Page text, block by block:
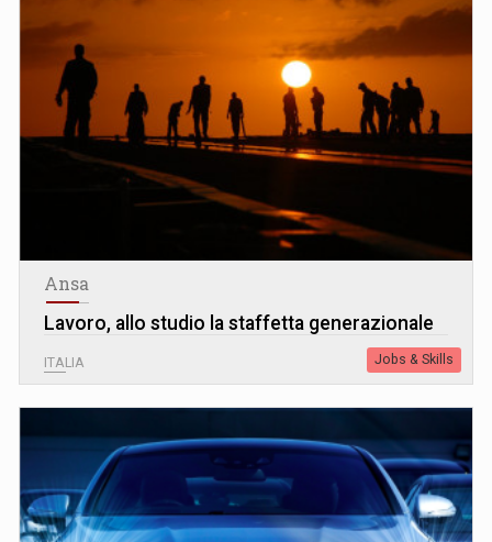
Ansa
Lavoro, allo studio la staffetta generazionale
ITALIA Jobs & Skills